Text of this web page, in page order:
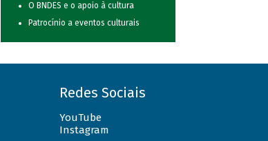
O BNDES e o apoio à cultura
Patrocínio a eventos culturais
Redes Sociais
YouTube
Instagram